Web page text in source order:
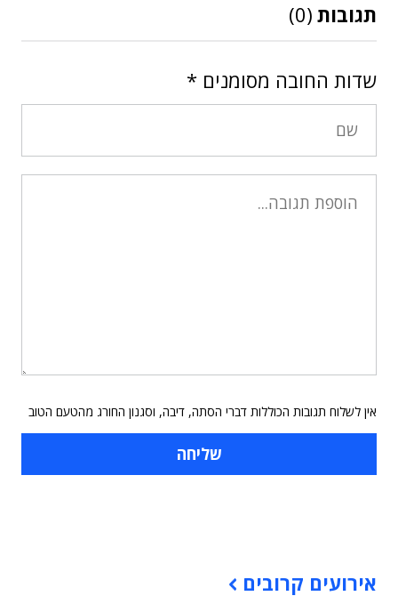
תגובות (0)
שדות החובה מסומנים *
אין לשלוח תגובות הכוללות דברי הסתה, דיבה, וסגנון החורג מהטעם הטוב
אירועים קרובים